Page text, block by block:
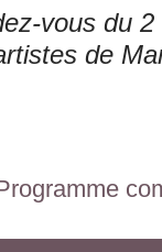
vous du
de